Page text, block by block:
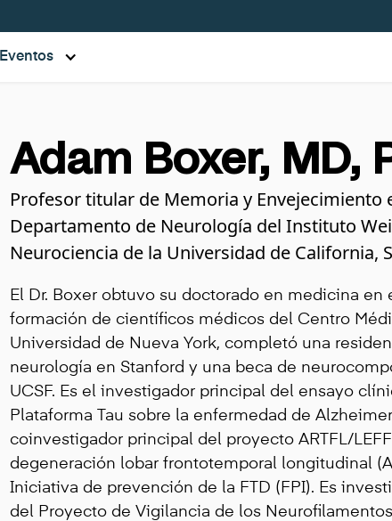
Eventos
Adam Boxer, MD,
Profesor titular de Memoria y Envejecimiento
Departamento de Neurología del Instituto
Neurociencia de la Universidad de California,
El Dr. Boxer obtuvo su doctorado en medicina en
formación de científicos médicos del Centro
Universidad de Nueva York, completó una
neurología en Stanford y una beca de
UCSF. Es el investigador principal del ensayo
Plataforma Tau sobre la enfermedad de
coinvestigador principal del proyecto ARTFL/
degeneración lobar frontotemporal longitudinal
Iniciativa de prevención de la FTD (FPI). Es
del Proyecto de Vigilancia de los